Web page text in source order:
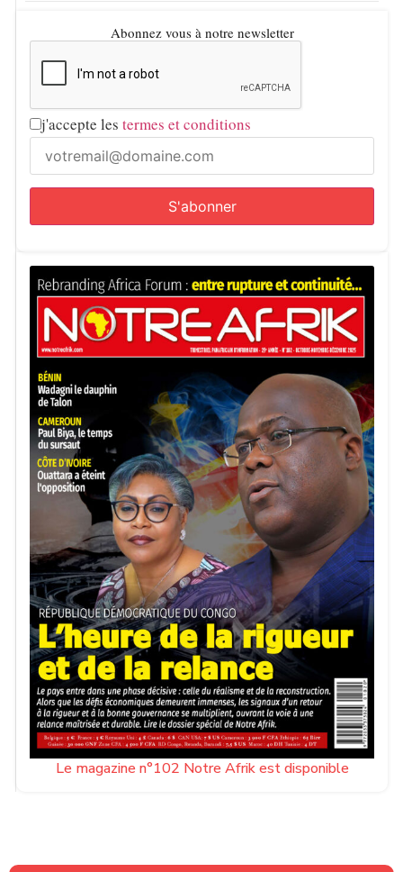
Abonnez vous à notre newsletter
j'accepte les termes et conditions
Le magazine n°102 Notre Afrik est disponible